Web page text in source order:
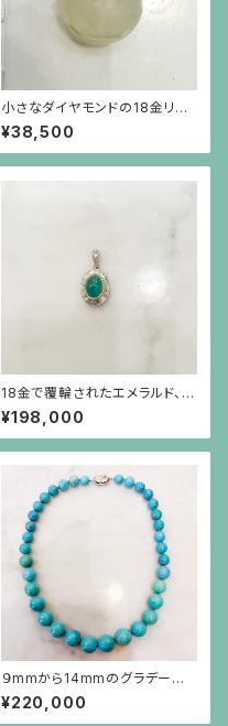
小さなダイヤモンドの18金リン
グ
¥38,500
18金で覆輪されたエメラルド、彫
りの施されたプラチナに小さな
ダイヤモンドのペンダント（チェ
ーン別）
¥198,000
９mmから14mmのグラデーショ
ンのターコイズネックレス
¥220,000